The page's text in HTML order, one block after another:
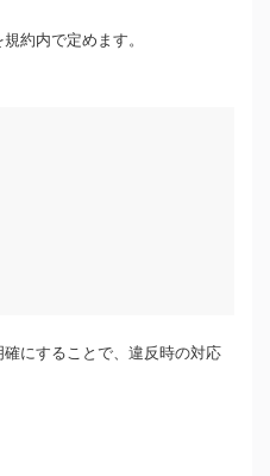
約内で定めます。
にすることで、違反時の対応